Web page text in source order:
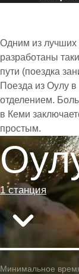
Одним из лучших
разработаны
пути (поездка
Поезда из Оулу
отделением.
в Кеми
простым.
1 станция
Минимальное